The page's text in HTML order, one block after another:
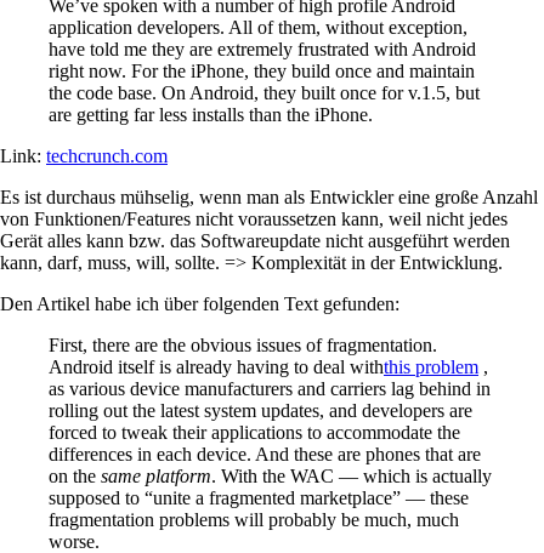
We’ve spoken with a number of high profile Android
application developers. All of them, without exception,
have told me they are extremely frustrated with Android
right now. For the iPhone, they build once and maintain
the code base. On Android, they built once for v.1.5, but
are getting far less installs than the iPhone.
Link: techcrunch.com
Es ist durchaus mühselig, wenn man als Entwickler eine große Anzahl
von Funktionen/Features nicht voraussetzen kann, weil nicht jedes
Gerät alles kann bzw. das Softwareupdate nicht ausgeführt werden
kann, darf, muss, will, sollte. => Komplexität in der Entwicklung.
Den Artikel habe ich über folgenden Text gefunden:
First, there are the obvious issues of fragmentation.
Android itself is already having to deal withthis problem ,
as various device manufacturers and carriers lag behind in
rolling out the latest system updates, and developers are
forced to tweak their applications to accommodate the
differences in each device. And these are phones that are
on the same platform. With the WAC — which is actually
supposed to “unite a fragmented marketplace” — these
fragmentation problems will probably be much, much
worse.